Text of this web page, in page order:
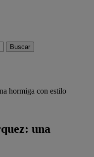
hormiga con estilo
una